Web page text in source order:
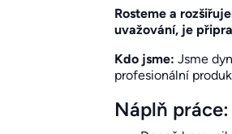
Rosteme a
uvažování, je
Kdo jsme: Jsme
profesionální
Náplň práce: